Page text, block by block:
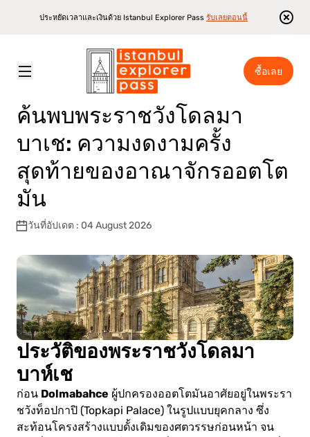
ประหยัดเวลาและเงินด้วย Istanbul Explorer Pass รับเลยตอนนี้
ซื้อเลย
Istanbul Explorer Pass \ บล็อก \ ค้นพบพระราชวังโดลมาบาเช: ความงดงามครั้งสุดท้ายของอาณาจักรออตโตมัน
ค้นพบพระราชวังโดลมา
บาเช: ความงดงามครั้ง
สุดท้ายของอาณาจักรออตโต
มัน
วันที่อัปเดต : 04 August 2026
ประวัติของพระราชวังโดลมา
บาห์เช
ก่อน Dolmabahce ผู้ปกครองออตโตมันอาศัยอยู่ในพระรา
ชวังท็อปกาปิ (Topkapi Palace) ในรูปแบบยุคกลาง ซึ่ง
สะท้อนโครงสร้างแบบดั้งเดิมของศตวรรษก่อนหน้า จน